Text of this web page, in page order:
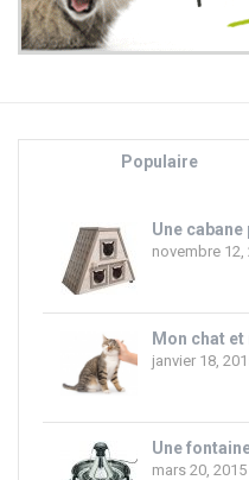
Populaire
Une
novembre 12,
Mon chat
janvier 18,
Une
mars 20, 2015